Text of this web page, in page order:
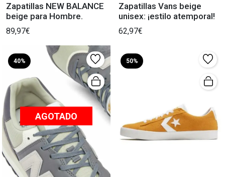
Zapatillas NEW BALANCE
beige para Hombre.
89,97€
Zapatillas Vans beige
unisex: ¡estilo atemporal!
62,97€
40%
AGOTADO
50%